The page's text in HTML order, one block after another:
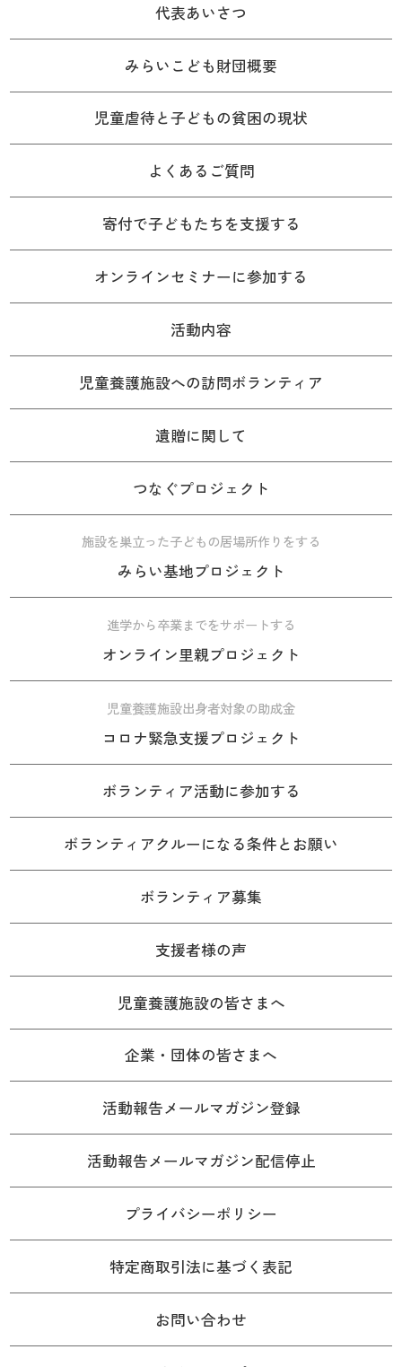
代表あいさつ
みらいこども財団概要
児童虐待と子どもの貧困の現状
よくあるご質問
寄付で子どもたちを支援する
オンラインセミナーに参加する
活動内容
児童養護施設への訪問ボランティア
遺贈に関して
つなぐプロジェクト
施設を巣立った子どもの居場所作りをする
みらい基地プロジェクト
進学から卒業までをサポートする
オンライン里親プロジェクト
児童養護施設出身者対象の助成金
コロナ緊急支援プロジェクト
ボランティア活動に参加する
ボランティアクルーになる条件とお願い
ボランティア募集
支援者様の声
児童養護施設の皆さまへ
企業・団体の皆さまへ
活動報告メールマガジン登録
活動報告メールマガジン配信停止
プライバシーポリシー
特定商取引法に基づく表記
お問い合わせ